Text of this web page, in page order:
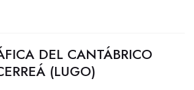
DEL CANTÁBRICO
(LUGO)